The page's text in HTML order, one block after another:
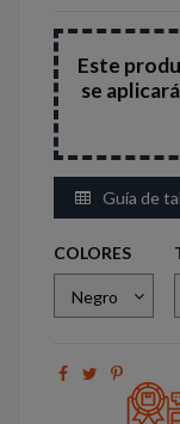
Este
se
Guía de
COLORES